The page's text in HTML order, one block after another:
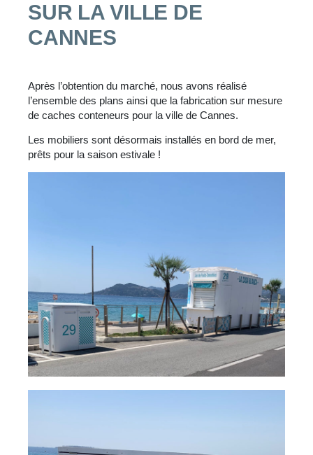
SUR LA VILLE DE
CANNES
Après l’obtention du marché, nous avons réalisé
l’ensemble des plans ainsi que la fabrication sur mesure
de caches conteneurs pour la ville de Cannes.
Les mobiliers sont désormais installés en bord de mer,
prêts pour la saison estivale !